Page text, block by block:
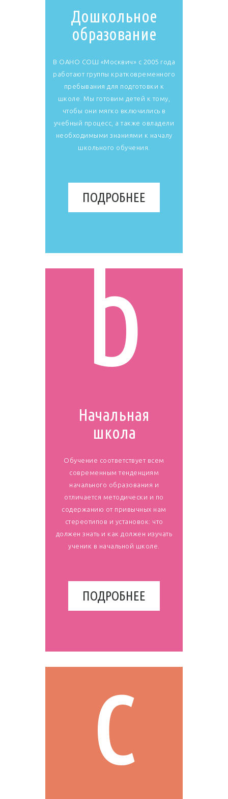
Дошкольное
образование
В ОАНО СОШ «Москвич» с 2005 года
работают группы кратковременного
пребывания для подготовки к
школе. Мы готовим детей к тому,
чтобы они мягко включились в
учебный процесс, а также овладели
необходимыми знаниями к началу
школьного обучения.
ПОДРОБНЕЕ
b
Начальная
школа
Обучение соответствует всем
современным тенденциям
начального образования и
отличается методически и по
содержанию от привычных нам
стереотипов и установок: что
должен знать и как должен изучать
ученик в начальной школе.
ПОДРОБНЕЕ
c